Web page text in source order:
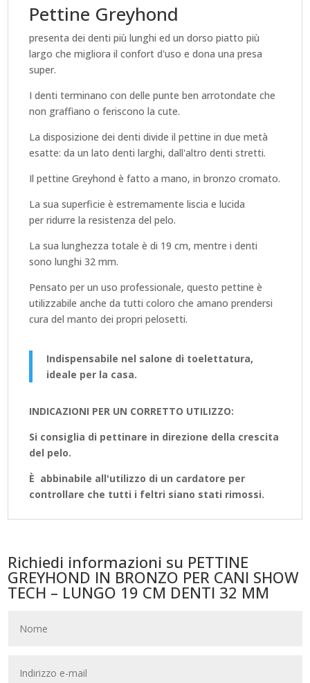
CM
DENTI
MM
Pettine Greyhond
presenta dei denti più lunghi ed un dorso piatto più
largo che migliora il confort d'uso e dona una presa
super.
I denti terminano con delle punte ben arrotondate che
non graffiano o feriscono la cute.
La disposizione dei denti divide il pettine in due metà
esatte: da un lato denti larghi, dall'altro denti stretti.
Il pettine Greyhond è fatto a mano, in bronzo cromato.
La sua superficie è estremamente liscia e lucida
per ridurre la resistenza del pelo.
La sua lunghezza totale è di 19 cm, mentre i denti
sono lunghi 32 mm.
Pensato per un uso professionale, questo pettine è
utilizzabile anche da tutti coloro che amano prendersi
cura del manto dei propri pelosetti.
Indispensabile nel salone di toelettatura,
ideale per la casa.
INDICAZIONI PER UN CORRETTO UTILIZZO:
Si consiglia di pettinare in direzione della crescita
del pelo.
È abbinabile all'utilizzo di un cardatore per
controllare che tutti i feltri siano stati rimossi.
Richiedi informazioni su PETTINE
GREYHOND IN BRONZO PER CANI SHOW
TECH – LUNGO 19 CM DENTI 32 MM